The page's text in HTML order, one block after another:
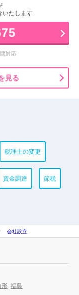
いたします
対応
見る
税理士の変更
資金調達 節税
会社設立
形 福島